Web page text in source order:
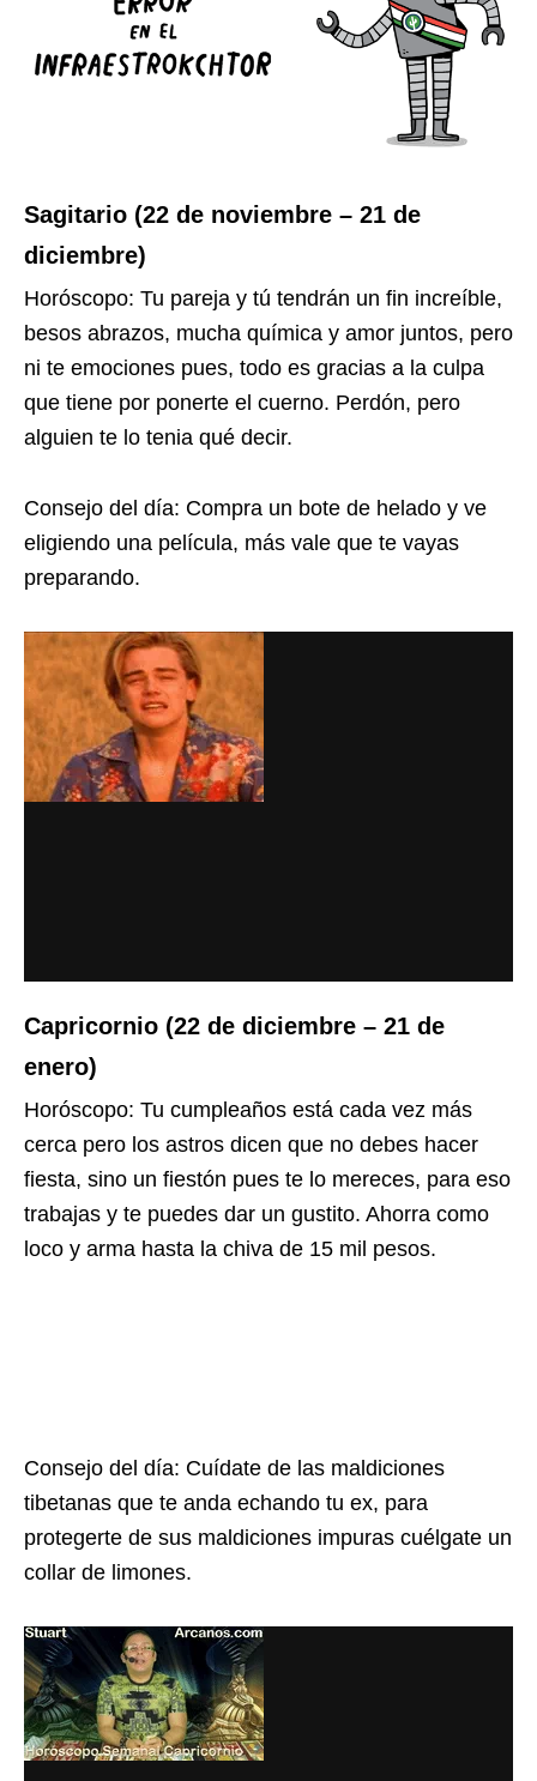
Sagitario (22 de noviembre – 21 de
diciembre)
Horóscopo: Tu pareja y tú tendrán un fin increíble,
besos abrazos, mucha química y amor juntos, pero
ni te emociones pues, todo es gracias a la culpa
que tiene por ponerte el cuerno. Perdón, pero
alguien te lo tenia qué decir.
Consejo del día: Compra un bote de helado y ve
eligiendo una película, más vale que te vayas
preparando.
Capricornio (22 de diciembre – 21 de
enero)
Horóscopo: Tu cumpleaños está cada vez más
cerca pero los astros dicen que no debes hacer
fiesta, sino un fiestón pues te lo mereces, para eso
trabajas y te puedes dar un gustito. Ahorra como
loco y arma hasta la chiva de 15 mil pesos.
Consejo del día: Cuídate de las maldiciones
tibetanas que te anda echando tu ex, para
protegerte de sus maldiciones impuras cuélgate un
collar de limones.